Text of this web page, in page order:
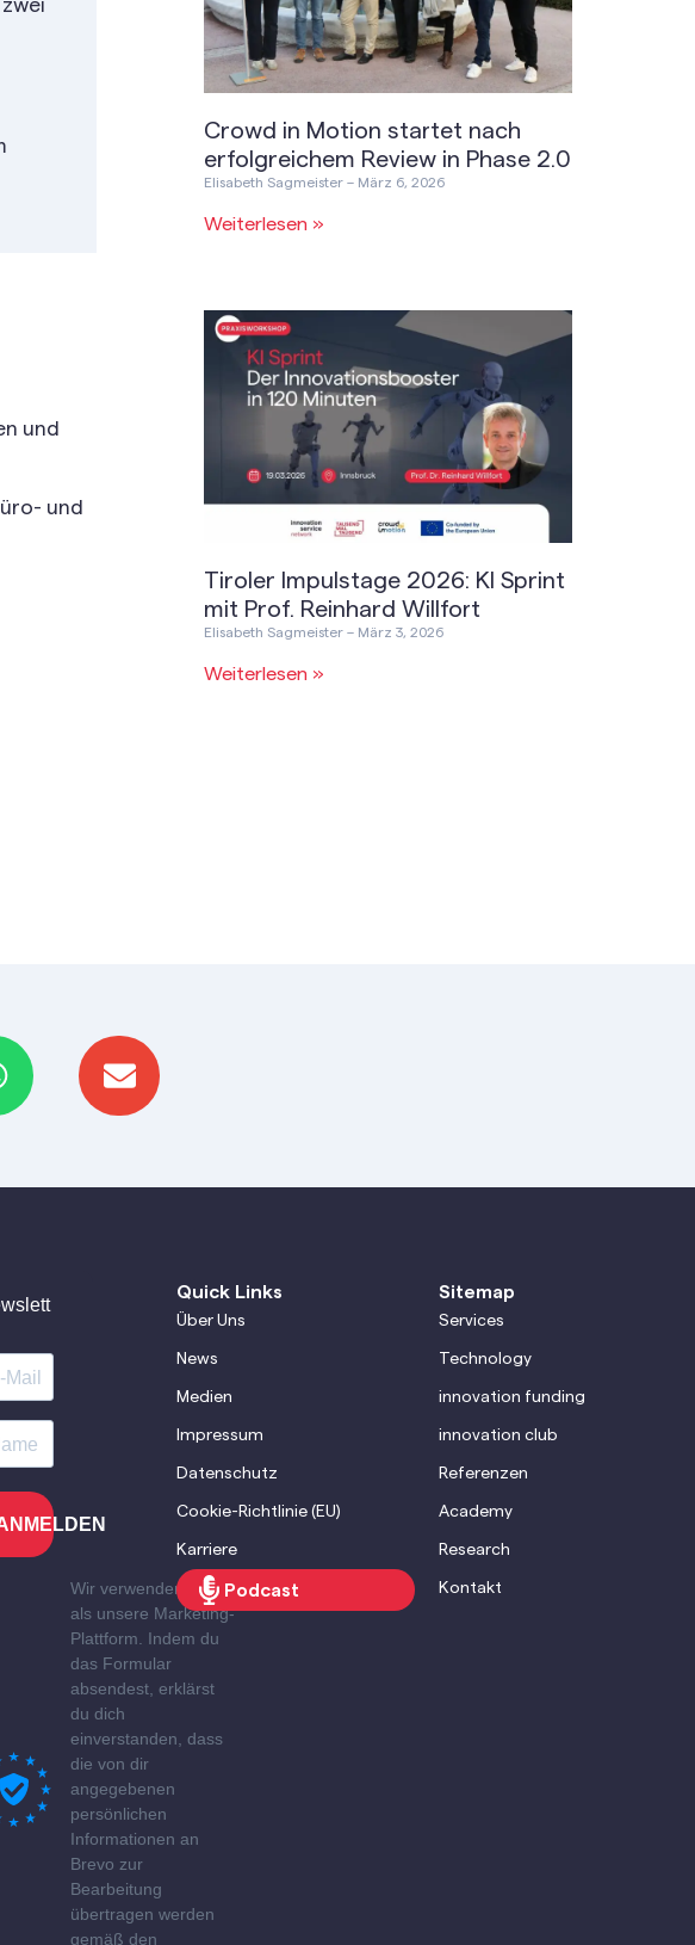
und
und
Crowd in Motion startet nach
erfolgreichem Review in Phase 2.0
Elisabeth Sagmeister März 6, 2026
Weiterlesen »
Tiroler Impulstage 2026: KI Sprint
mit Prof. Reinhard Willfort
Elisabeth Sagmeister März 3, 2026
Weiterlesen »
Wir verwenden Brevo
als unsere Marketing-
Plattform. Indem du
das Formular
absendest, erklärst
du dich
einverstanden, dass
die von dir
angegebenen
persönlichen
Informationen an
Brevo zur
Bearbeitung
übertragen werden
gemäß den
Quick Links
Über Uns
News
Medien
Impressum
Datenschutz
Cookie-Richtlinie (EU)
Karriere
Podcast
Sitemap
Services
Technology
innovation funding
innovation club
Referenzen
Academy
Research
Kontakt